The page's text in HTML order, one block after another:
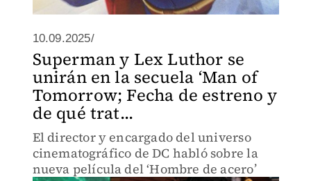
10.09.2025/
Superman y Lex Luthor se
unirán en la secuela ‘Man of
Tomorrow; Fecha de estreno y
de qué trat...
El director y encargado del universo
cinematográfico de DC habló sobre la
nueva película del ‘Hombre de acero’